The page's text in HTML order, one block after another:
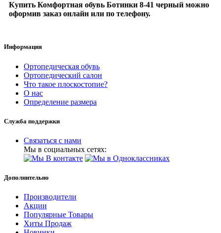
Купить Комфортная обувь Ботинки 8-41 черный можно
оформив заказ онлайн или по телефону.
Информация
Ортопедическая обувь
Ортопедический салон
Что такое плоскостопие?
О нас
Определение размера
Служба поддержки
Связаться с нами
Мы в социальных сетях:
Дополнительно
Производители
Акции
Популярные Товары
Хиты Продаж